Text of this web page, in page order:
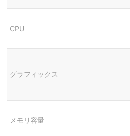
CPU
グラフィックス
メモリ容量